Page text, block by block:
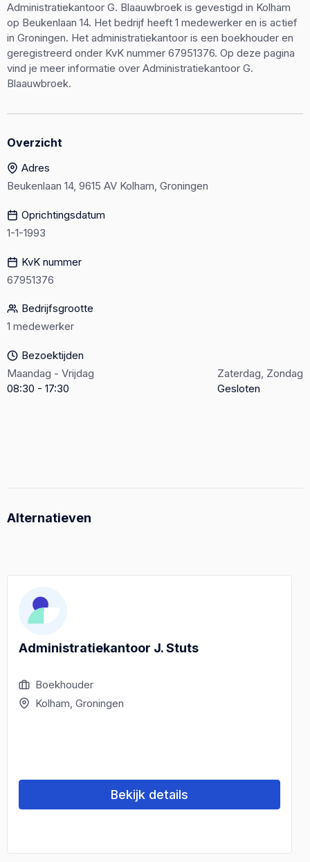
Administratiekantoor G. Blaauwbroek is gevestigd in Kolham
op Beukenlaan 14. Het bedrijf heeft 1 medewerker en is actief
in Groningen. Het administratiekantoor is een boekhouder en
geregistreerd onder KvK nummer 67951376. Op deze pagina
vind je meer informatie over Administratiekantoor G.
Blaauwbroek.
Overzicht
Adres
Beukenlaan 14, 9615 AV Kolham, Groningen
Oprichtingsdatum
1-1-1993
KvK nummer
67951376
Bedrijfsgrootte
1 medewerker
Bezoektijden
Maandag - Vrijdag
08:30 - 17:30
Zaterdag, Zondag
Gesloten
Alternatieven
Administratiekantoor J. Stuts
Boekhouder
Kolham, Groningen
Bekijk details